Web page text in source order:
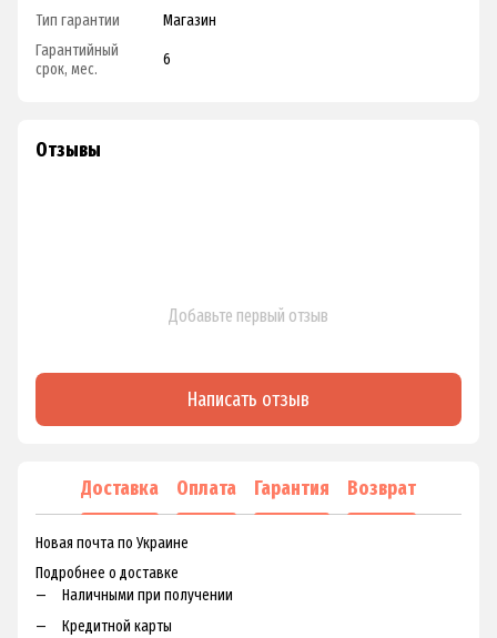
Тип гарантии
Магазин
Гарантийный
срок, мес.
6
Отзывы
Добавьте первый отзыв
Написать отзыв
Доставка Оплата Гарантия Возврат
Новая почта по Украине
Подробнее о доставке
Наличными при получении
Кредитной карты